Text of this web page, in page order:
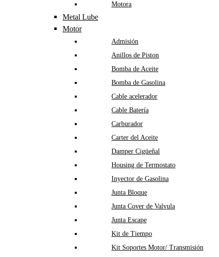
Motora
Metal Lube
Motor
Admisión
Anillos de Piston
Bomba de Aceite
Bomba de Gasolina
Cable acelerador
Cable Batería
Carburador
Carter del Aceite
Damper Cigüeñal
Housing de Termostato
Inyector de Gasolina
Junta Bloque
Junta Cover de Valvula
Junta Escape
Kit de Tiempo
Kit Soportes Motor/ Transmisión